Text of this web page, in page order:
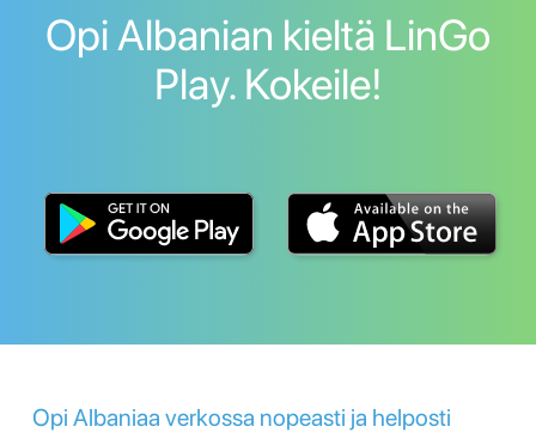
Opi Albanian kieltä LinGo
Play. Kokeile!
Opi Albaniaa verkossa nopeasti ja helposti